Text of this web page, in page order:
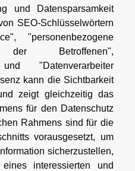
und Datensparsamkeit
SEO-Schlüsselwörtern
"personenbezogene
Betroffenen",
und "Datenverarbeiter
kann die Sichtbarkeit
zeigt gleichzeitig das
für den Datenschutz
Rahmens sind für die
vorausgesetzt, um
sicherzustellen,
interessierten und